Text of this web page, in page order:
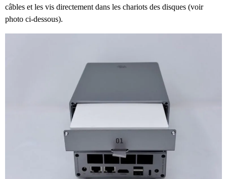
câbles et les vis directement dans les chariots des disques (voir
photo ci-dessous).